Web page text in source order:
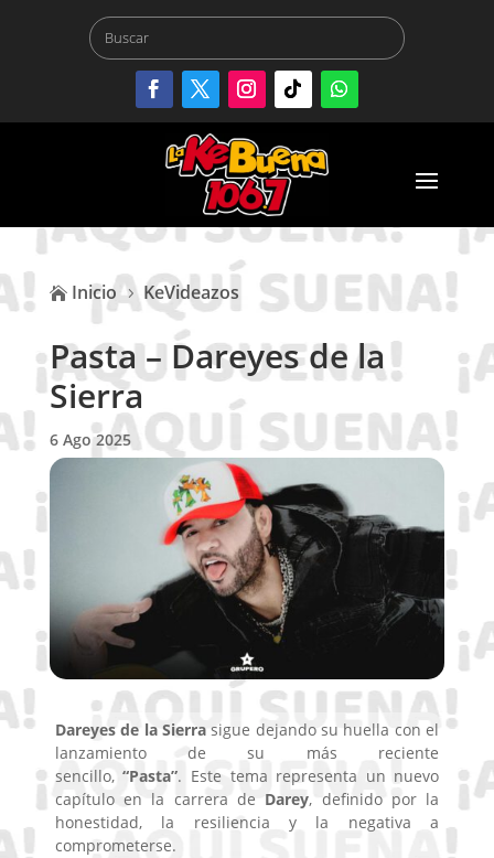
 Inicio 5 KeVideazos
Pasta – Dareyes de la
Sierra
6 Ago 2025
Dareyes de la Sierrasigue dejando su huella con el
lanzamiento de su más reciente
sencillo,“Pasta”. Este tema representa un nuevo
capítulo en la carrera de Darey, definido por la
honestidad, la resiliencia y la negativa a
comprometerse.